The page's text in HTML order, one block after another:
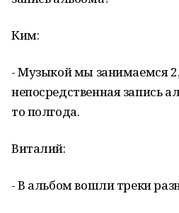
Ким:
- Музыкой мы занимаемся
непосредственная запись
то полгода.
Виталий:
- В альбом вошли треки